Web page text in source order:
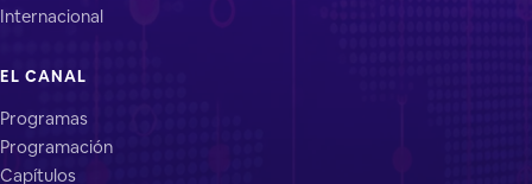
Internacional
EL CANAL
Programas
Programación
Capítulos